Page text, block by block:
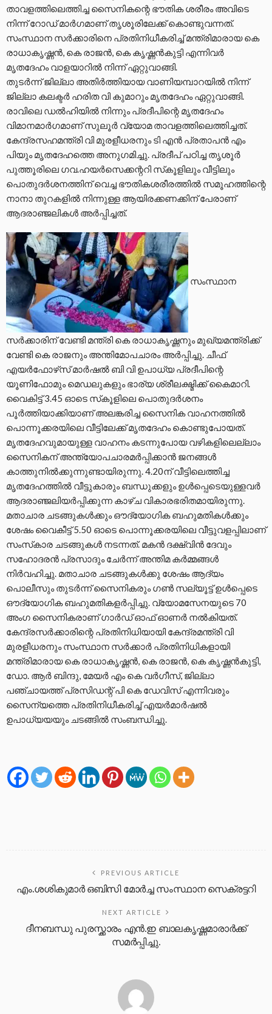
താവളത്തിലെത്തിച്ച സൈനികന്റെ ഭൗതിക ശരീരം അവിടെ
നിന്ന് റോഡ് മാര്‍ഗമാണ് തൃശൂരിലേക്ക് കൊണ്ടുവന്നത്.
സംസ്ഥാന സര്‍ക്കാരിനെ പ്രതിനിധീകരിച്ച് മന്ത്രിമാരായ കെ
രാധാകൃഷ്ണന്‍, കെ രാജന്‍, കെ കൃഷ്ണന്‍കുട്ടി എന്നിവര്‍
മൃതദേഹം വാളയാറില്‍ നിന്ന് ഏറ്റുവാങ്ങി.
തുടര്‍ന്ന് ജില്ലാ അതിര്‍ത്തിയായ വാണിയമ്പാറയില്‍ നിന്ന്
ജില്ലാ കലക്ടര്‍ ഹരിത വി കുമാറും മൃതദേഹം ഏറ്റുവാങ്ങി.
രാവിലെ ഡല്‍ഹിയില്‍ നിന്നും പ്രദീപിന്റെ മൃതദേഹം
വിമാനമാര്‍ഗമാണ് സുലൂര്‍ വ്യോമ താവളത്തിലെത്തിച്ചത്.
കേന്ദ്രസഹമന്ത്രി വി മുരളീധരനും ടി എന്‍ പ്രതാപന്‍ എം
പിയും മൃതദേഹത്തെ അനുഗമിച്ചു. പ്രദീപ് പഠിച്ച തൃശൂര്‍
പുത്തൂരിലെ ഗവ.ഹയര്‍സെക്കന്ററി സ്‌കൂളിലും വീട്ടിലും
പൊതുദര്‍ശനത്തിന് വെച്ച ഭൗതികശരീരത്തില്‍ സമൂഹത്തിന്റെ
നാനാ തുറകളില്‍ നിന്നുള്ള ആയിരക്കണക്കിന് പേരാണ്
ആദരാഞ്ജലികള്‍ അര്‍പ്പിച്ചത്.
സംസ്ഥാന
സര്‍ക്കാരിന് വേണ്ടി മന്ത്രി കെ രാധാകൃഷ്ണനും മുഖ്യമന്ത്രിക്ക്
വേണ്ടി കെ രാജനും അന്തിമോപചാരം അര്‍പ്പിച്ചു. ചീഫ്
എയര്‍ഫോഴ്‌സ് മാര്‍ഷല്‍ ബി വി ഉപാധ്യ പ്രദീപിന്റെ
യൂണിഫോമും മെഡലുകളും ഭാര്യ ശ്രീലക്ഷ്മിക്ക് കൈമാറി.
വൈകിട്ട് 3.45 ഓടെ സ്‌കൂളിലെ പൊതുദര്‍ശനം
പൂര്‍ത്തിയാക്കിയാണ് അലങ്കരിച്ച സൈനിക വാഹനത്തില്‍
പൊന്നൂക്കരയിലെ വീട്ടിലേക്ക് മൃതദേഹം കൊണ്ടുപോയത്.
മൃതദേഹവുമായുള്ള വാഹനം കടന്നുപോയ വഴികളിലെല്ലാം
സൈനികന് അന്ത്യോപചാരമര്‍പ്പിക്കാന്‍ ജനങ്ങള്‍
കാത്തുനില്‍ക്കുന്നുണ്ടായിരുന്നു. 4.20ന് വീട്ടിലെത്തിച്ച
മൃതദേഹത്തില്‍ വീട്ടുകാരും ബന്ധുക്കളും ഉള്‍പ്പെടെയുള്ളവര്‍
ആദരാഞ്ജലിയര്‍പ്പിക്കുന്ന കാഴ്ച വികാരഭരിതമായിരുന്നു.
മതാചാര ചടങ്ങുകള്‍ക്കും ഔദ്യോഗിക ബഹുമതികള്‍ക്കും
ശേഷം വൈകീട്ട് 5.50 ഓടെ പൊന്നൂക്കരയിലെ വീട്ടുവളപ്പിലാണ്
സംസ്‌കാര ചടങ്ങുകള്‍ നടന്നത്. മകന്‍ ദക്ഷ്വിന്‍ ദേവും
സഹോദരന്‍ പ്രസാദും ചേര്‍ന്ന് അന്തിമ കര്‍മ്മങ്ങള്‍
നിര്‍വഹിച്ചു. മതാചാര ചടങ്ങുകള്‍ക്കു ശേഷം ആദ്യം
പൊലീസും തുടര്‍ന്ന് സൈനികരും ഗണ്‍ സല്യൂട്ട് ഉള്‍പ്പെടെ
ഔദ്യോഗിക ബഹുമതികളര്‍പ്പിച്ചു. വ്യോമസേനയുടെ 70
അംഗ സൈനികരാണ് ഗാര്‍ഡ് ഓഫ് ഓണര്‍ നല്‍കിയത്.
കേന്ദ്രസര്‍ക്കാരിന്റെ പ്രതിനിധിയായി കേന്ദ്രമന്ത്രി വി
മുരളീധരനും സംസ്ഥാന സര്‍ക്കാര്‍ പ്രതിനിധികളായി
മന്ത്രിമാരായ കെ രാധാകൃഷ്ണന്‍, കെ രാജന്‍, കെ കൃഷ്ണന്‍കുട്ടി,
ഡോ. ആര്‍ ബിന്ദു, മേയര്‍ എം കെ വര്‍ഗീസ്, ജില്ലാ
പഞ്ചായത്ത് പ്രസിഡന്റ് പി കെ ഡേവിസ് എന്നിവരും
സൈന്യത്തെ പ്രതിനിധീകരിച്ച് എയര്‍മാര്‍ഷല്‍
ഉപാധ്യയയും ചടങ്ങില്‍ സംബന്ധിച്ചു.
PREVIOUS ARTICLE
എം.ശശികുമാർ ഒബിസി മോർച്ച സംസ്ഥാന സെക്രട്ടറി
NEXT ARTICLE
ദീനബന്ധു പുരസ്ക്കാരം എൻ.ഇ ബാലകൃഷ്ണമാരാർക്ക്
സമർപ്പിച്ചു.